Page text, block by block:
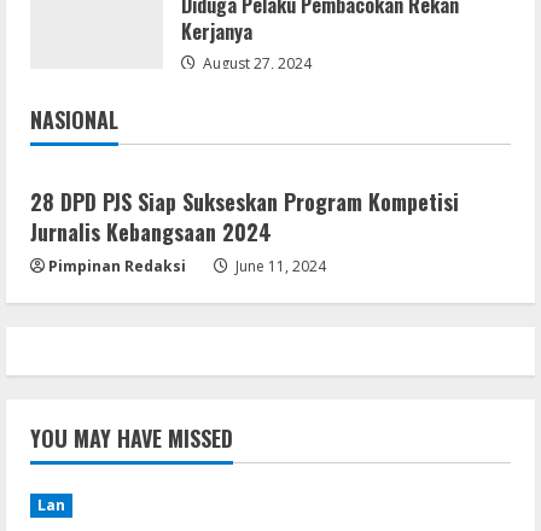
Kerjanya
August 27, 2024
NASIONAL
Jakarta
28 DPD PJS Siap Sukseskan Program Kompetisi
Jurnalis Kebangsaan 2024
Pimpinan Redaksi June 11, 2024
YOU MAY HAVE MISSED
Lan